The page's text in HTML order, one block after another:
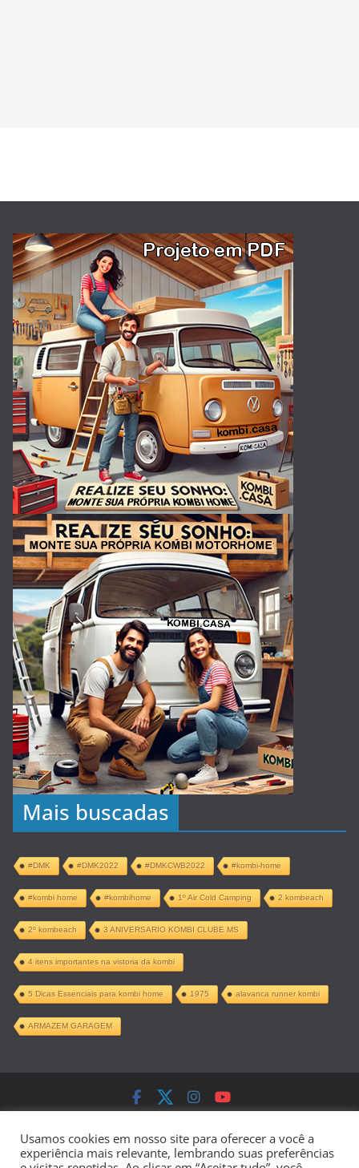
Mais buscadas
#DMK #DMK2022 #DMKCWB2022 #kombi-home
#kombi home #kombihome 1º Air Cold Camping 2 kombeach
2º kombeach 3 ANIVERSARIO KOMBI CLUBE MS
4 itens importantes na vistoria da kombi
5 Dicas Essenciais para kombi home 1975 alavanca runner kombi
ARMAZEM GARAGEM
Copyright © 2026Kombi Home –
Projeto Completo PDF. Todos os direitos
Usamos cookies em nosso site para oferecer a você a
experiência mais relevante, lembrando suas preferências